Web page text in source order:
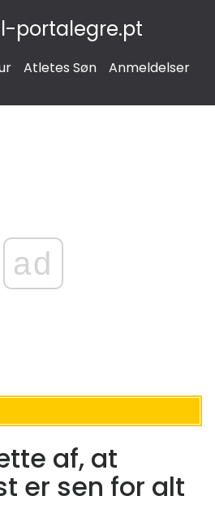
portalegre.pt
Atletes Søn Anmeldelser
ad
af, at
er sen for alt